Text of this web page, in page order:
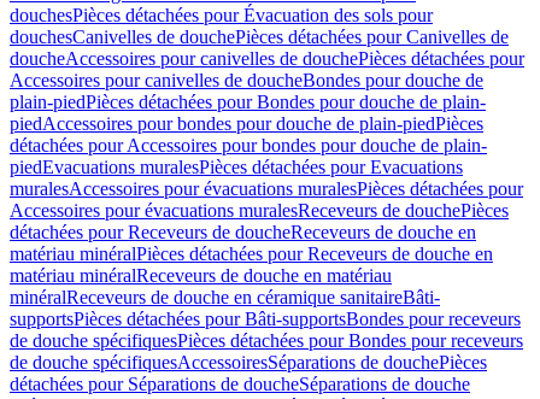
douchesPièces détachées pour Évacuation des sols pour
douchesCanivelles de douchePièces détachées pour Canivelles de
doucheAccessoires pour canivelles de douchePièces détachées pour
Accessoires pour canivelles de doucheBondes pour douche de
plain-piedPièces détachées pour Bondes pour douche de plain-
piedAccessoires pour bondes pour douche de plain-piedPièces
détachées pour Accessoires pour bondes pour douche de plain-
piedEvacuations muralesPièces détachées pour Evacuations
muralesAccessoires pour évacuations muralesPièces détachées pour
Accessoires pour évacuations muralesReceveurs de douchePièces
détachées pour Receveurs de doucheReceveurs de douche en
matériau minéralPièces détachées pour Receveurs de douche en
matériau minéralReceveurs de douche en matériau
minéralReceveurs de douche en céramique sanitaireBâti-
supportsPièces détachées pour Bâti-supportsBondes pour receveurs
de douche spécifiquesPièces détachées pour Bondes pour receveurs
de douche spécifiquesAccessoiresSéparations de douchePièces
détachées pour Séparations de doucheSéparations de douche